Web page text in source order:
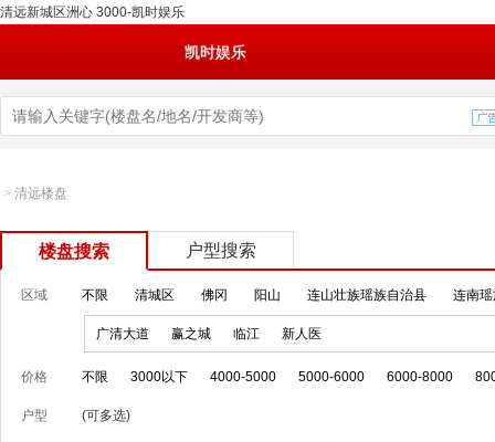
清远新城区洲心 3000-凯时娱乐
凯时娱乐
> 清远楼盘
楼盘搜索 户型搜索
区域 不限 清城区 佛冈 阳山 连山壮族瑶族自治县 连南
广清大道 赢之城 临江 新人医
价格 不限 3000以下 4000-5000 5000-6000 6000-8000
户型 (可多选)